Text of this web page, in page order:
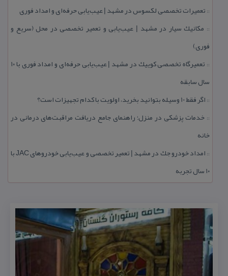
:: تعمیرات تخصصی لكسوس در مشهد | عیب‌یابی حرفه‌ای و امداد فوری
:: مكانیك سیار در مشهد | عیب‌یابی و تعمیر تخصصی در محل (سریع و
فوری)
::
تعمیرگاه تخصصی كوییك در مشهد | عیب‌یابی حرفه‌ای و امداد فوری با ۱۰
سال سابقه
:: اگر فقط 10 وسیله بتوانید بخرید، اولویت با كدام تجهیزات است؟
:: خدمات پزشكی در منزل؛ راهنمای جامع دریافت مراقبت‌های درمانی در
خانه
::
امداد خودرو جك در مشهد | تعمیر تخصصی و عیب‌یابی خودروهای JAC با
۱۰ سال تجربه